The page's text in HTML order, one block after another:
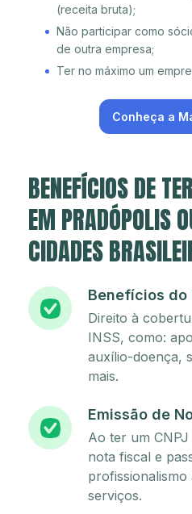
(receita bruta);
Não participar como
de outra empresa;
Ter no máximo um
Conheça a
BENEFÍCIOS DE
EM PRADÓPOLIS
CIDADES
Benefícios do
Direito à
INSS, como:
auxílio-doença,
mais.
Emissão de
Ao ter um
nota fiscal e
serviços.